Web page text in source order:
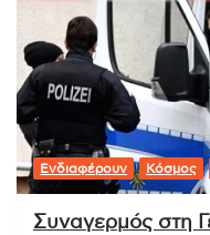
Ενδιαφέρουν Κόσμος
Συναγερμός στη